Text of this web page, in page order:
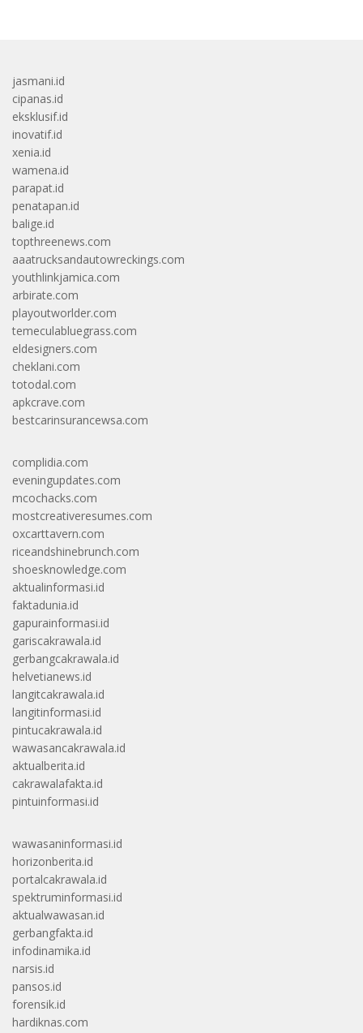
jasmani.id
cipanas.id
eksklusif.id
inovatif.id
xenia.id
wamena.id
parapat.id
penatapan.id
balige.id
topthreenews.com
aaatrucksandautowreckings.com
youthlinkjamica.com
arbirate.com
playoutworlder.com
temeculabluegrass.com
eldesigners.com
cheklani.com
totodal.com
apkcrave.com
bestcarinsurancewsa.com
complidia.com
eveningupdates.com
mcochacks.com
mostcreativeresumes.com
oxcarttavern.com
riceandshinebrunch.com
shoesknowledge.com
aktualinformasi.id
faktadunia.id
gapurainformasi.id
gariscakrawala.id
gerbangcakrawala.id
helvetianews.id
langitcakrawala.id
langitinformasi.id
pintucakrawala.id
wawasancakrawala.id
aktualberita.id
cakrawalafakta.id
pintuinformasi.id
wawasaninformasi.id
horizonberita.id
portalcakrawala.id
spektruminformasi.id
aktualwawasan.id
gerbangfakta.id
infodinamika.id
narsis.id
pansos.id
forensik.id
hardiknas.com